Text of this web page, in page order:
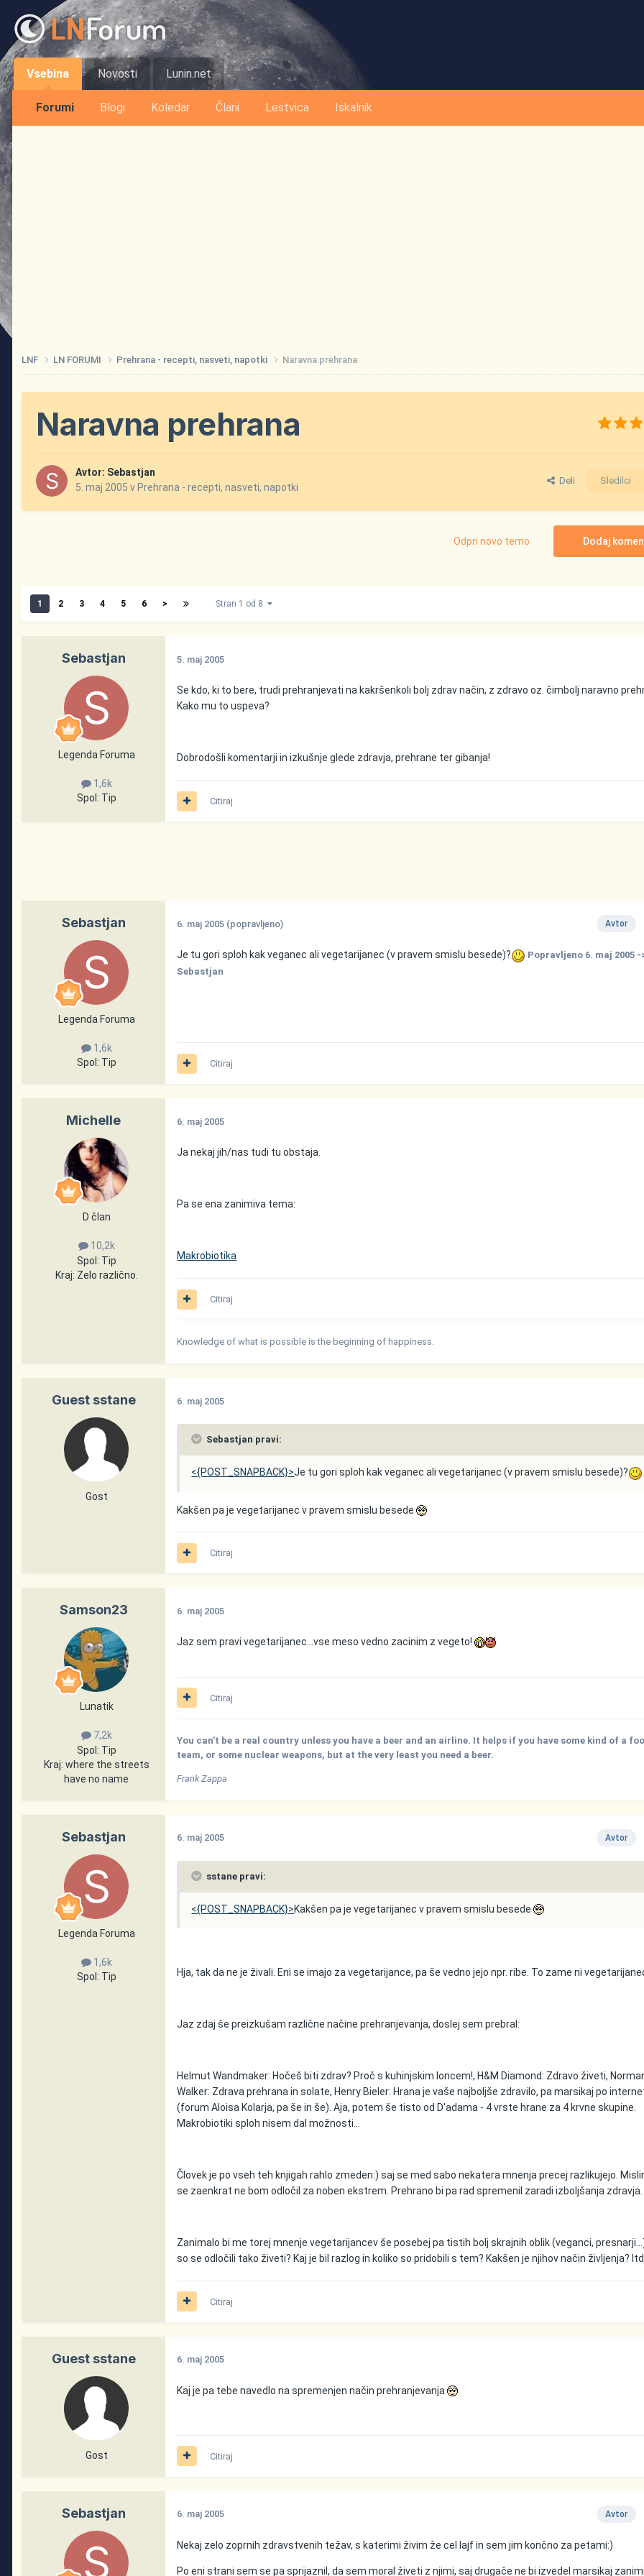
Vsebina
Forumi Blogi Koledar Člani Lestvica Iskalnik
Novosti Lunin.net
LNF LN FORUMI Prehrana - recepti, nasveti, napotki Naravna prehrana
Naravna prehrana
Avtor: Sebastjan
5. maj 2005 v Prehrana - recepti, nasveti, napotki
Deli Sledilci
Dodaj
Odpri novo temo
1 2 3 4 5 6 > Stran 1 od 8
Sebastjan
Legenda Foruma
1,6k
Spol: Tip
5. maj 2005
Se kdo, ki to bere, trudi prehranjevati na kakršenkoli bolj zdrav način, z zdravo oz. čimbolj naravno
Kako mu to uspeva?
Dobrodošli komentarji in izkušnje glede zdravja, prehrane ter gibanja!
Citiraj
Sebastjan
Legenda Foruma
1,6k
Spol: Tip
Avtor
6. maj 2005 (popravljeno)
Je tu gori sploh kak veganec ali vegetarijanec (v pravem smislu besede)? Popravljeno 6. maj 2005 -
Sebastjan
Citiraj
Michelle
D član
10,2k
Spol: Tip
Kraj: Zelo različno.
6. maj 2005
Ja nekaj jih/nas tudi tu obstaja.
Pa se ena zanimiva tema:
Makrobiotika
Citiraj
Knowledge of what is possible is the beginning of happiness.
Guest sstane
Gost
6. maj 2005
Sebastjan pravi:
<{POST_SNAPBACK}>Je tu gori sploh kak veganec ali vegetarijanec (v pravem smislu besede)?
Kakšen pa je vegetarijanec v pravem smislu besede
Citiraj
Samson23
Lunatik
7,2k
Spol: Tip
Kraj: where the streets
have no name
6. maj 2005
Jaz sem pravi vegetarijanec...vse meso vedno zacinim z vegeto!
Citiraj
You can't be a real country unless you have a beer and an airline. It helps if you have some kind of a
team, or some nuclear weapons, but at the very least you need a beer.
Frank Zappa
Sebastjan
Legenda Foruma
1,6k
Spol: Tip
Avtor
6. maj 2005
sstane pravi:
<{POST_SNAPBACK}>Kakšen pa je vegetarijanec v pravem smislu besede
Hja, tak da ne je živali. Eni se imajo za vegetarijance, pa še vedno jejo npr. ribe. To zame ni
Jaz zdaj še preizkušam različne načine prehranjevanja, doslej sem prebral:
Helmut Wandmaker: Hočeš biti zdrav? Proč s kuhinjskim loncem!, H&M Diamond: Zdravo živeti,
Walker: Zdrava prehrana in solate, Henry Bieler: Hrana je vaše najboljše zdravilo, pa marsikaj po
(forum Aloisa Kolarja, pa še in še). Aja, potem še tisto od D'adama - 4 vrste hrane za 4 krvne skupine.
Makrobiotiki sploh nisem dal možnosti...
Človek je po vseh teh knjigah rahlo zmeden:) saj se med sabo nekatera mnenja precej razlikujejo.
se zaenkrat ne bom odločil za noben ekstrem. Prehrano bi pa rad spremenil zaradi izboljšanja zdravja.
Zanimalo bi me torej mnenje vegetarijancev še posebej pa tistih bolj skrajnih oblik (veganci,
so se odločili tako živeti? Kaj je bil razlog in koliko so pridobili s tem? Kakšen je njihov način življenja? Itd.
Citiraj
Guest sstane
Gost
6. maj 2005
Kaj je pa tebe navedlo na spremenjen način prehranjevanja
Citiraj
Sebastjan Avtor
6. maj 2005
Nekaj zelo zoprnih zdravstvenih težav, s katerimi živim že cel lajf in sem jim končno za petami:)
Po eni strani sem se pa sprijaznil, da sem moral živeti z njimi, saj drugače ne bi izvedel marsikaj